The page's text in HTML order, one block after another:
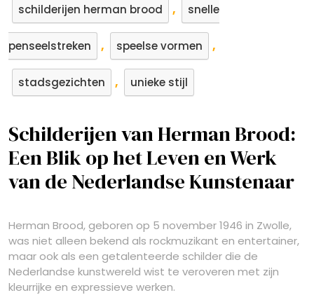
schilderijen herman brood , snelle
penseelstreken , speelse vormen ,
stadsgezichten , unieke stijl
Schilderijen van Herman Brood:
Een Blik op het Leven en Werk
van de Nederlandse Kunstenaar
Herman Brood, geboren op 5 november 1946 in Zwolle,
was niet alleen bekend als rockmuzikant en entertainer,
maar ook als een getalenteerde schilder die de
Nederlandse kunstwereld wist te veroveren met zijn
kleurrijke en expressieve werken.